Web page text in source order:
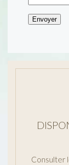
Consulter